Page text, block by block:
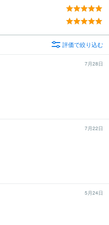
評価で絞り込む
7月28日
7月22日
5月24日